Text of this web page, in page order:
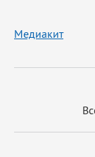
Медиакит